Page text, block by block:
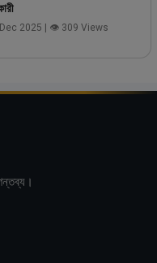
2025 | 👁 309 Views